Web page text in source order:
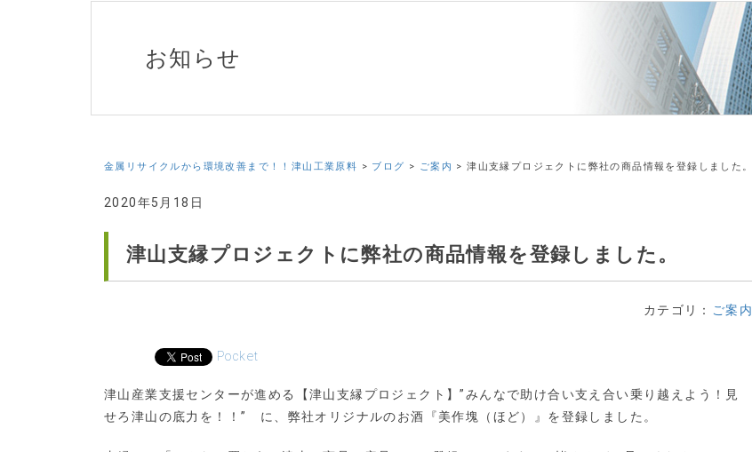
お知らせ
金属リサイクルから環境改善まで！！津山工業原料 > ブログ > ご案内 >津山支縁プロジェクトに弊社の商品情報を登録しました。
2020年5月18日
津山支縁プロジェクトに弊社の商品情報を登録しました。
カテゴリ： ご案内
Pocket
津山産業支援センターが進める【津山支縁プロジェクト】”みんなで助け合い支え合い乗り越えよう！見
せろ津山の底力を！！” に、弊社オリジナルのお酒『美作塊（ほど）』を登録しました。